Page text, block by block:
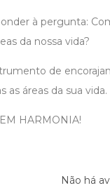
à pergunta:
da nossa vida?
de
as áreas da sua vida.
HARMONIA!
Não há